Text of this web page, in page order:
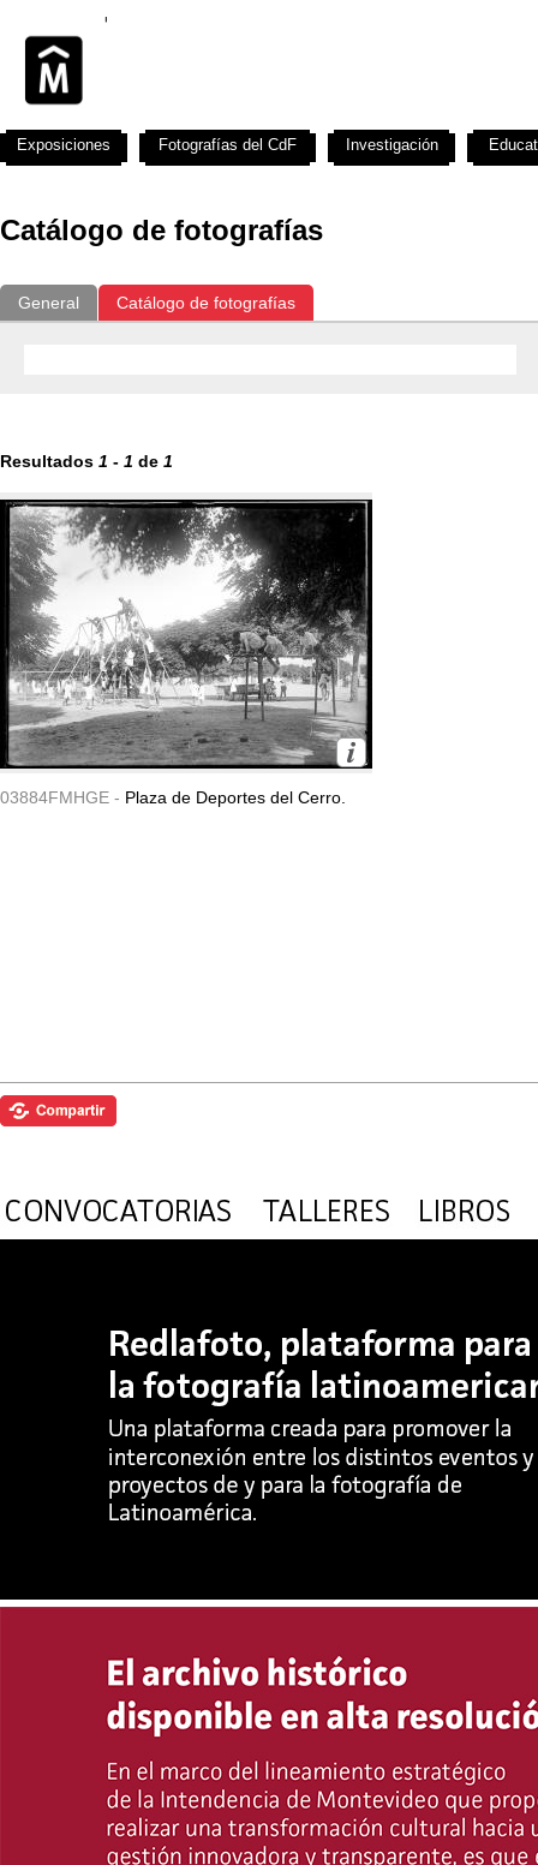
Catálogo de fotografías
General Catálogo de fotografías
Resultados 1 - 1 de 1
03884FMHGE - Plaza de Deportes del Cerro.
Exposiciones Fotografías del CdF Investigación